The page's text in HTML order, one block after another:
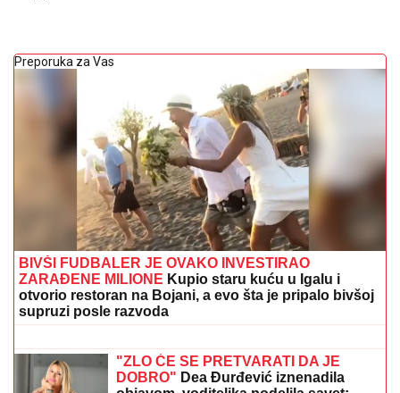
Preporuka za Vas
BIVŠI FUDBALER JE OVAKO INVESTIRAO
ZARAĐENE MILIONE Kupio staru kuću u Igalu i
otvorio restoran na Bojani, a evo šta je pripalo bivšoj
supruzi posle razvoda
DONORA":Pokušali da uzmu organ
od pacijenta koji je još bio živ!